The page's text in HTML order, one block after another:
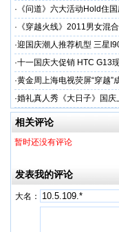
· 《问道》六大活动Hold住
· 《穿越火线》2011男女混
·迎国庆潮人推荐机型 三星
·十一国庆大促销 HTC G13
·黄金周上海电视荧屏“穿越”
·婚礼真人秀《大日子》国
相关评论
暂时还没有评论
发表我的评论
大名：